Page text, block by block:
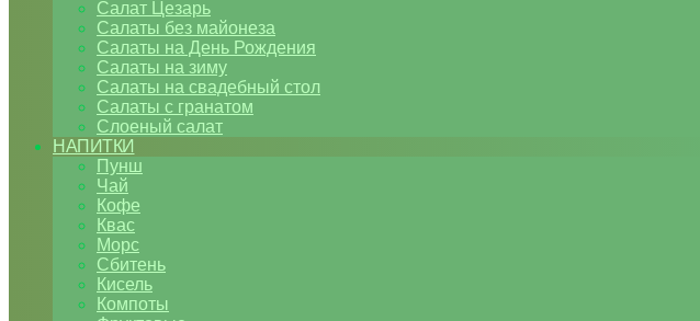
Салат Цезарь
Салаты без майонеза
Салаты на День Рождения
Салаты на зиму
Салаты на свадебный стол
Салаты с гранатом
Слоеный салат
НАПИТКИ
Пунш
Чай
Кофе
Квас
Морс
Сбитень
Кисель
Компоты